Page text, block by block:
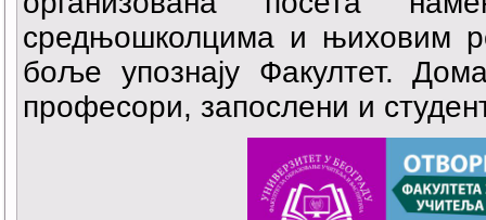
средњошколцима и њиховим
боље упознају Факултет.
професори, запослени и